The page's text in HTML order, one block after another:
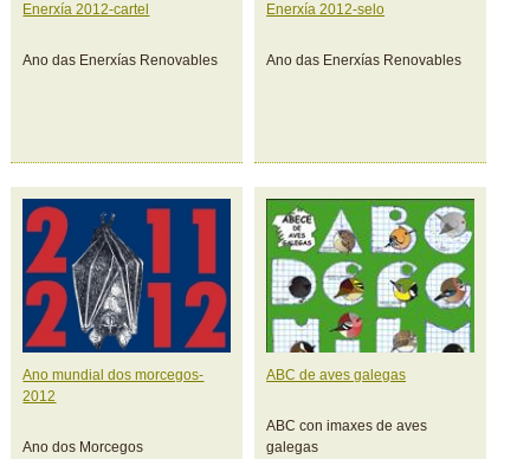
Enerxía 2012-cartel
Ano das Enerxías Renovables
Enerxía 2012-selo
Ano das Enerxías Renovables
Ano mundial dos morcegos-
2012
Ano dos Morcegos
ABC de aves galegas
ABC con imaxes de aves
galegas